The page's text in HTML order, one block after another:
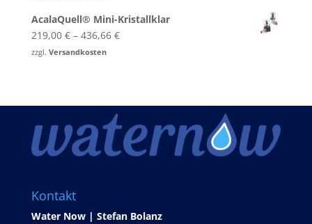
AcalaQuell® Mini-Kristallklar
219,00 €– 436,66 €
zzgl. Versandkosten
Kontakt
Water Now | Stefan Bolanz